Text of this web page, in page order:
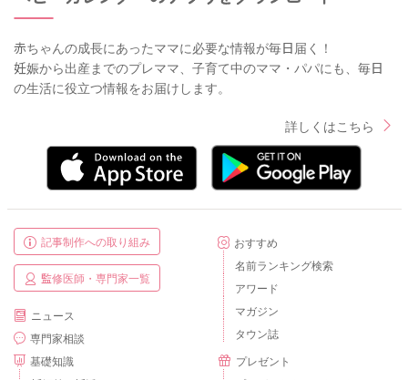
赤ちゃんの成長にあったママに必要な情報が毎日届く！
妊娠から出産までのプレママ、子育て中のママ・パパにも、毎日
の生活に役立つ情報をお届けします。
詳しくはこちら
記事制作への取り組み
監修医師・専門家一覧
ニュース
専門家相談
基礎知識
おすすめ
名前ランキング検索
アワード
マガジン
タウン誌
プレゼント